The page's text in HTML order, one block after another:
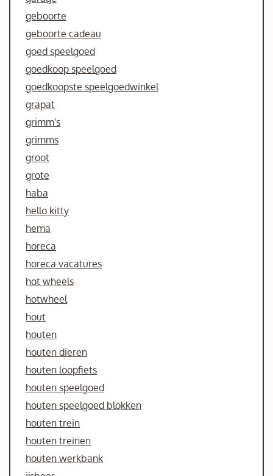
geboorte
geboorte cadeau
goed speelgoed
goedkoop speelgoed
goedkoopste speelgoedwinkel
grapat
grimm's
grimms
groot
grote
haba
hello kitty
hema
horeca
horeca vacatures
hot wheels
hotwheel
hout
houten
houten dieren
houten loopfiets
houten speelgoed
houten speelgoed blokken
houten trein
houten treinen
houten werkbank